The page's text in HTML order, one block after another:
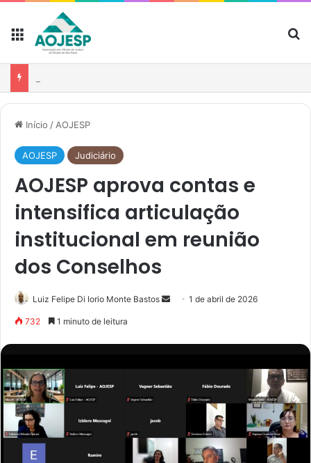
Início / AOJESP
AOJESP Judiciário
AOJESP aprova contas e
intensifica articulação
institucional em reunião
dos Conselhos
Luiz Felipe Di Iorio Monte Bastos 1 de abril de 2026
732 1 minuto de leitura